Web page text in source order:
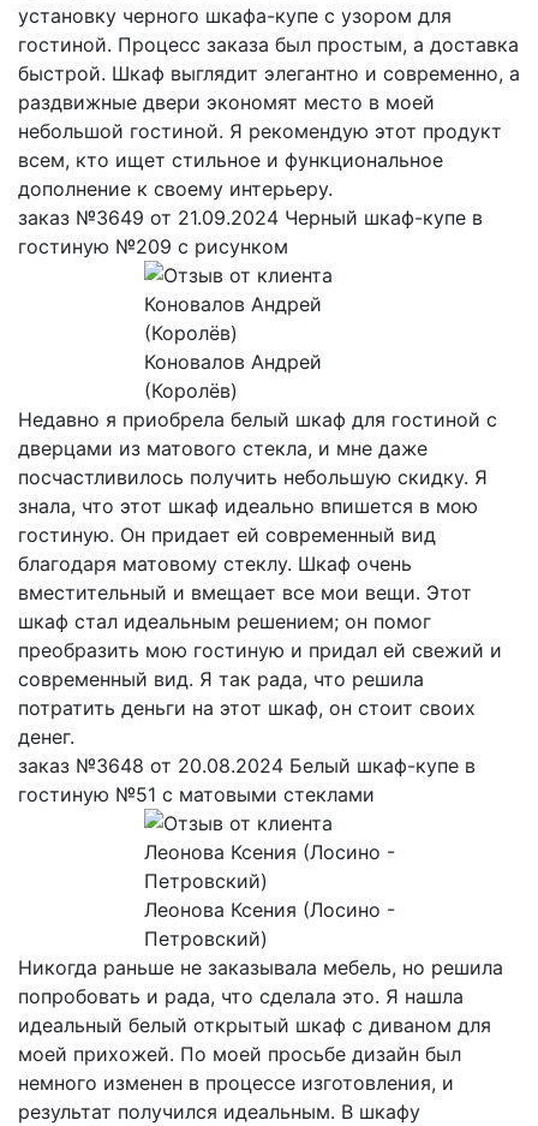
установку черного шкафа-купе с узором для
гостиной. Процесс заказа был простым, а доставка
быстрой. Шкаф выглядит элегантно и современно, а
раздвижные двери экономят место в моей
небольшой гостиной. Я рекомендую этот продукт
всем, кто ищет стильное и функциональное
дополнение к своему интерьеру.
заказ №3649 от 21.09.2024 Черный шкаф-купе в
гостиную №209 с рисунком
Коновалов Андрей
(Королёв)
Недавно я приобрела белый шкаф для гостиной с
дверцами из матового стекла, и мне даже
посчастливилось получить небольшую скидку. Я
знала, что этот шкаф идеально впишется в мою
гостиную. Он придает ей современный вид
благодаря матовому стеклу. Шкаф очень
вместительный и вмещает все мои вещи. Этот
шкаф стал идеальным решением; он помог
преобразить мою гостиную и придал ей свежий и
современный вид. Я так рада, что решила
потратить деньги на этот шкаф, он стоит своих
денег.
заказ №3648 от 20.08.2024 Белый шкаф-купе в
гостиную №51 с матовыми стеклами
Леонова Ксения (Лосино -
Петровский)
Никогда раньше не заказывала мебель, но решила
попробовать и рада, что сделала это. Я нашла
идеальный белый открытый шкаф с диваном для
моей прихожей. По моей просьбе дизайн был
немного изменен в процессе изготовления, и
результат получился идеальным. В шкафу